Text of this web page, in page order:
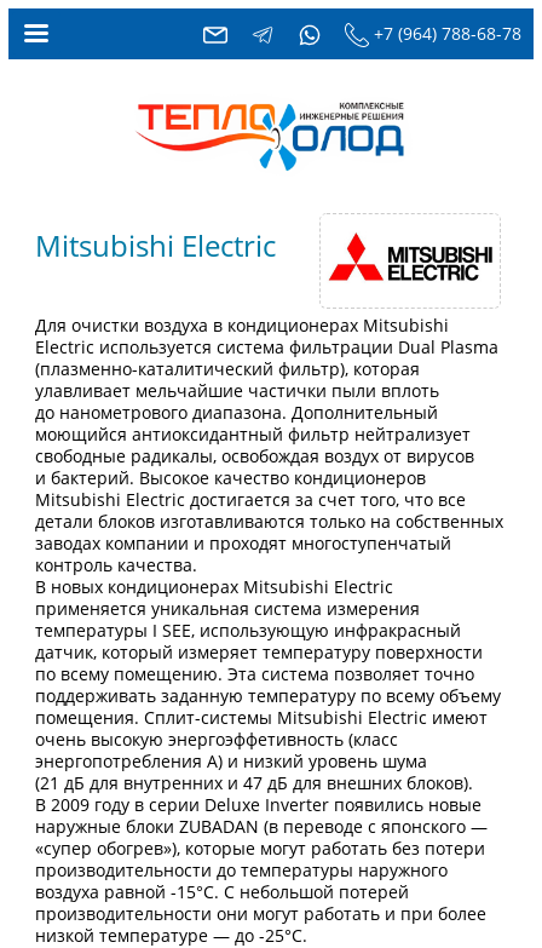
+7 (964) 788-68-78
Mitsubishi Electric
Для очистки воздуха в кондиционерах Mitsubishi
Electric используется система фильтрации Dual Plasma
(плазменно-каталитический фильтр), которая
улавливает мельчайшие частички пыли вплоть
до нанометрового диапазона. Дополнительный
моющийся антиоксидантный фильтр нейтрализует
свободные радикалы, освобождая воздух от вирусов
и бактерий. Высокое качество кондиционеров
Mitsubishi Electric достигается за счет того, что все
детали блоков изготавливаются только на собственных
заводах компании и проходят многоступенчатый
контроль качества.
В новых кондиционерах Mitsubishi Electric
применяется уникальная система измерения
температуры I SEE, использующую инфракрасный
датчик, который измеряет температуру поверхности
по всему помещению. Эта система позволяет точно
поддерживать заданную температуру по всему объему
помещения. Сплит-системы Mitsubishi Electric имеют
очень высокую энергоэффетивность (класс
энергопотребления А) и низкий уровень шума
(21 дБ для внутренних и 47 дБ для внешних блоков).
В 2009 году в серии Deluxe Inverter появились новые
наружные блоки ZUBADAN (в переводе с японского —
«супер обогрев»), которые могут работать без потери
производительности до температуры наружного
воздуха равной -15°С. С небольшой потерей
производительности они могут работать и при более
низкой температуре — до -25°С.